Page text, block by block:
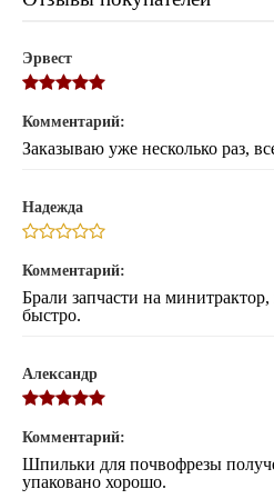
Эрвест
Комментарий:
Заказываю уже несколько раз,
Надежда
Комментарий:
Брали запчасти на
быстро.
Александр
Комментарий:
Шпильки для почвофрезы
упаковано хорошо.